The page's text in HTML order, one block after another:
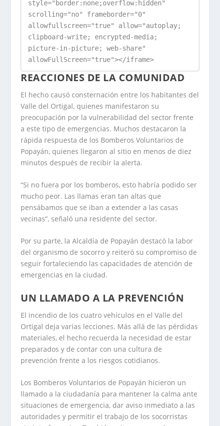
style="border:none;overflow:hidden"
scrolling="no" frameborder="0"
allowfullscreen="true" allow="autoplay;
clipboard-write; encrypted-media;
picture-in-picture; web-share"
allowFullScreen="true"></iframe>
REACCIONES DE LA COMUNIDAD
El hecho causó consternación entre los habitantes del
Valle del Ortigal, quienes manifestaron su
preocupación por la vulnerabilidad del sector frente
a este tipo de emergencias. Muchos destacaron la
rápida respuesta de los Bomberos Voluntarios de
Popayán, quienes llegaron al sitio en menos de diez
minutos después de recibir la alerta.
“Si no fuera por los bomberos, esto habría podido ser
mucho peor. Las llamas eran tan altas que
pensábamos que se iban a extender a las casas
vecinas”, señaló una residente del sector.
Por su parte, la Alcaldía de Popayán destacó la labor
del organismo de socorro y reiteró su compromiso de
seguir fortaleciendo las capacidades de atención de
emergencias en la ciudad.
UN LLAMADO A LA PREVENCIÓN
El incendio de los cuatro vehículos en el Valle del
Ortigal deja varias lecciones. Más allá de las pérdidas
materiales, el hecho recuerda la necesidad de estar
preparados y de contar con una cultura de
prevención frente a los riesgos cotidianos.
Los Bomberos Voluntarios de Popayán hicieron un
llamado a la ciudadanía para mantener la calma ante
situaciones de emergencia, dar aviso inmediato a las
autoridades y permitir el trabajo de los socorristas